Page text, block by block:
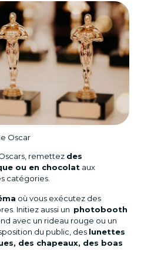
Oscar
remettez des
ou en chocolataux
catégories.
où vous exécutez des
Initiez aussi un photobooth
avec un rideau rouge ou un
du public, des lunettes
des chapeaux, des boas